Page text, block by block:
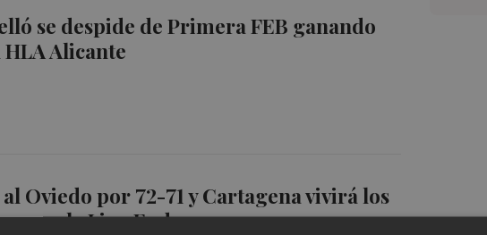
se despide de Primera FEB ganando
Alicante
Oviedo por 72-71 y Cartagena vivirá los
a la Liga Endesa